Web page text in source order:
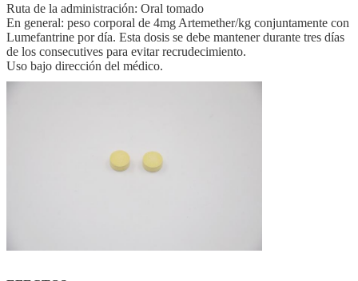
Ruta de la administración: Oral tomado
En general: peso corporal de 4mg Artemether/kg conjuntamente con
Lumefantrine por día. Esta dosis se debe mantener durante tres días
de los consecutives para evitar recrudecimiento.
Uso bajo dirección del médico.